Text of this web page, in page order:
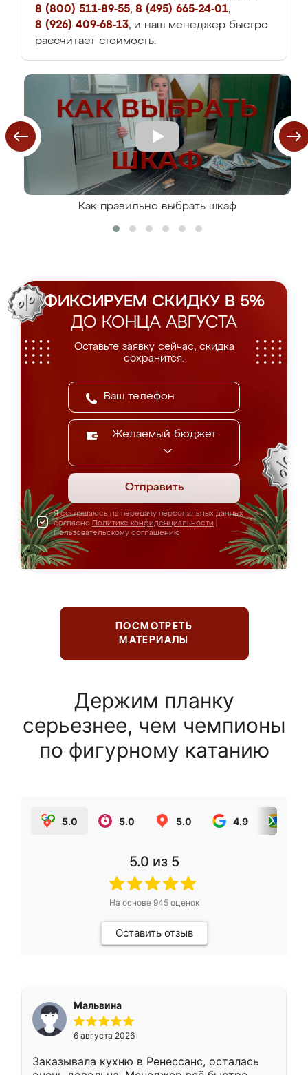
8 (800) 511-89-55, 8 (495) 665-24-01,
8 (926) 409-68-13, и наш менеджер быстро
рассчитает стоимость.
Как правильно выбрать шкаф
ФИКСИРУЕМ СКИДКУ В 5%
ДО КОНЦА АВГУСТА
Оставьте заявку сейчас, скидка
сохранится.
Желаемый бюджет
Отправить
Я соглашаюсь на передачу персональных данных
согласно Политике конфиденциальности
Пользовательскому соглашению
ПОСМОТРЕТЬ
МАТЕРИАЛЫ
Держим планку
серьезнее, чем чемпионы
по фигурному катанию
5.0 5.0 5.0 4.9
5.0 из 5
На основе 945оценок
Оставить отзыв
Мальвина
6 августа 2026
Заказывала кухню в Ренессанс, осталась